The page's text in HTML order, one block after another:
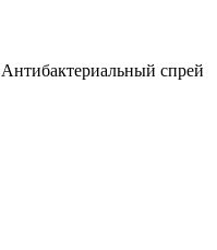
Антибактериальный спрей